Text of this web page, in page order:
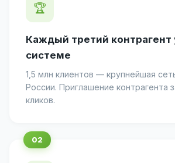
🏆
Каждый третий контрагент
системе
1,5 млн клиентов — крупнейшая
России. Приглашение контрагента
кликов.